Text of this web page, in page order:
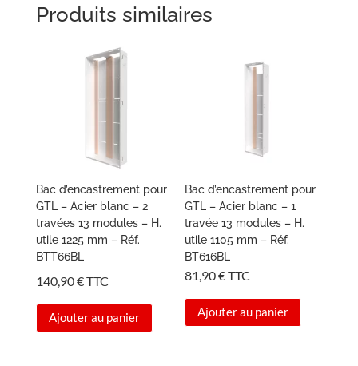
Produits similaires
Bac d’encastrement pour
GTL – Acier blanc – 2
travées 13 modules – H.
utile 1225 mm – Réf.
BTT66BL
140,90€TTC
Ajouter au panier
Bac d’encastrement pour
GTL – Acier blanc – 1
travée 13 modules – H.
utile 1105 mm – Réf.
BT616BL
81,90€TTC
Ajouter au panier